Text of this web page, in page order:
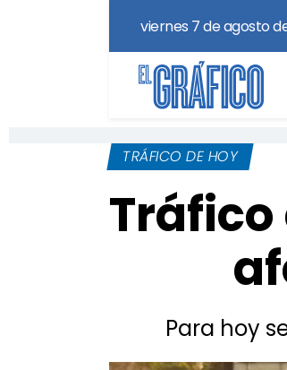
viernes 7 de agosto
TRÁFICO DE HOY
Tráfico
Para hoy